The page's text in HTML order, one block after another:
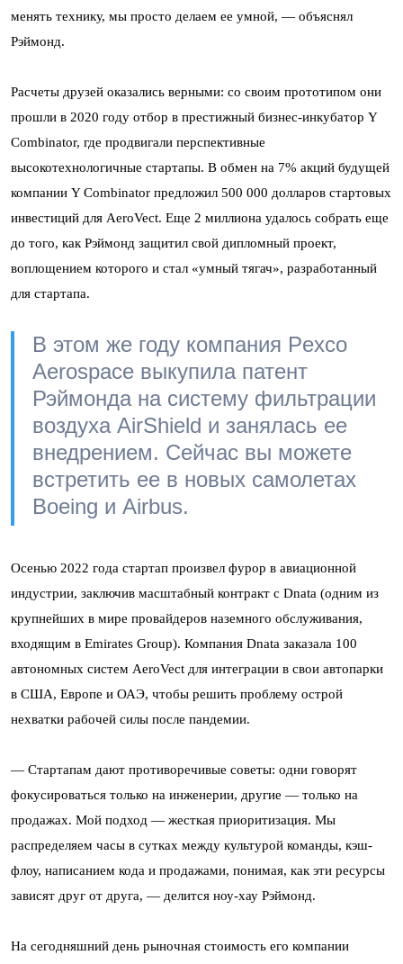
менять технику, мы просто делаем ее умной, — объяснял
Рэймонд.
Расчеты друзей оказались верными: со своим прототипом они
прошли в 2020 году отбор в престижный бизнес-инкубатор Y
Combinator, где продвигали перспективные
высокотехнологичные стартапы. В обмен на 7% акций будущей
компании Y Combinator предложил 500 000 долларов стартовых
инвестиций для AeroVect. Еще 2 миллиона удалось собрать еще
до того, как Рэймонд защитил свой дипломный проект,
воплощением которого и стал «умный тягач», разработанный
для стартапа.
В этом же году компания Pexco
Aerospace выкупила патент
Рэймонда на систему фильтрации
воздуха AirShield и занялась ее
внедрением. Сейчас вы можете
встретить ее в новых самолетах
Boeing и Airbus.
Осенью 2022 года стартап произвел фурор в авиационной
индустрии, заключив масштабный контракт с Dnata (одним из
крупнейших в мире провайдеров наземного обслуживания,
входящим в Emirates Group). Компания Dnata заказала 100
автономных систем AeroVect для интеграции в свои автопарки
в США, Европе и ОАЭ, чтобы решить проблему острой
нехватки рабочей силы после пандемии.
— Стартапам дают противоречивые советы: одни говорят
фокусироваться только на инженерии, другие — только на
продажах. Мой подход — жесткая приоритизация. Мы
распределяем часы в сутках между культурой команды, кэш-
флоу, написанием кода и продажами, понимая, как эти ресурсы
зависят друг от друга, — делится ноу-хау Рэймонд.
На сегодняшний день рыночная стоимость его компании